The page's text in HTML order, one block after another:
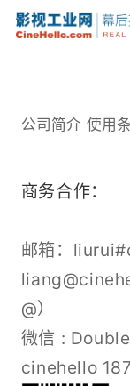
公司简介 使用
商务合作：
邮箱：
@）
微信 :
cinehello